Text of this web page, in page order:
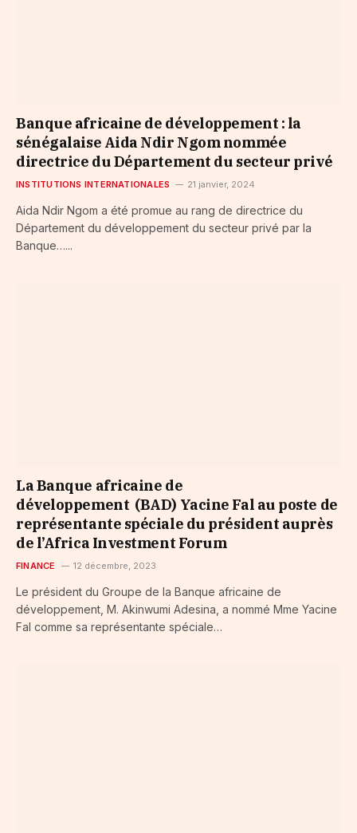
Banque africaine de développement : la
sénégalaise Aida Ndir Ngom nommée
directrice du Département du secteur privé
INSTITUTIONS INTERNATIONALES 21 janvier, 2024
Aida Ndir Ngom a été promue au rang de directrice du
Département du développement du secteur privé par la
Banque…...
La Banque africaine de
développement (BAD) Yacine Fal au poste de
représentante spéciale du président auprès
de l’Africa Investment Forum
FINANCE 12 décembre, 2023
Le président du Groupe de la Banque africaine de
développement, M. Akinwumi Adesina, a nommé Mme Yacine
Fal comme sa représentante spéciale…